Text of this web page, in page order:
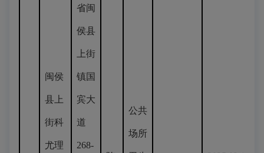
闽侯
县上
街科
尤理
省闽
侯县
上街
镇国
宾大
道
268-
公共
场所